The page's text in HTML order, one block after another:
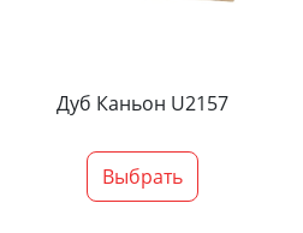
Дуб Каньон U2157
Выбрать